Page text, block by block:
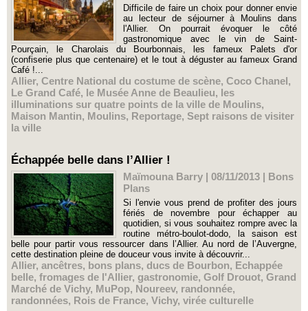
Difficile de faire un choix pour donner envie
au lecteur de séjourner à Moulins dans
l'Allier. On pourrait évoquer le côté
gastronomique avec le vin de Saint-
Pourçain, le Charolais du Bourbonnais, les fameux Palets d'or
(confiserie plus que centenaire) et le tout à déguster au fameux Grand
Café !...
Allier, Centre National du costume de scène, Coco Chanel,
Le Grand Café, le Musée Anne de Beaulieu, les
illuminations sur quatre points de la ville de Moulins,
Maison Mantin, Moulins, Reportage, Sept raisons de visiter
la ville
Échappée belle dans l’Allier !
Maïmouna Barry | 08/11/2013 | Bons
Plans
Si l'envie vous prend de profiter des jours
fériés de novembre pour échapper au
quotidien, si vous souhaitez rompre avec la
routine métro-boulot-dodo, la saison est
belle pour partir vous ressourcer dans l’Allier. Au nord de l’Auvergne,
cette destination pleine de douceur vous invite à découvrir...
Allier, ancêtres, bons plans, ducs de Bourbon, Echappée
belle, fromages de l'Allier, gastronomie, Golf Drouot, Grand
Marché de Vichy, MuPop, Noureev, randonnée,
randonnées, Rois de France, Vichy, virée culturelle